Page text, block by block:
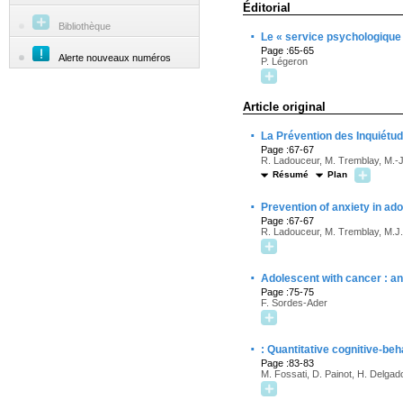
Bibliothèque
Alerte nouveaux numéros
Éditorial
· Le « service
Page :65-65
P. Légeron
Article original
· La Prévention des
Page :67-67
R. Ladouceur, M. Tremblay, M.-
Résumé Plan
· Prevention of anxiety in
Page :67-67
R. Ladouceur, M. Tremblay,
· Adolescent with cancer :
Page :75-75
F. Sordes-Ader
· : Quantitative cognitive-
Page :83-83
M. Fossati, D. Painot, H.